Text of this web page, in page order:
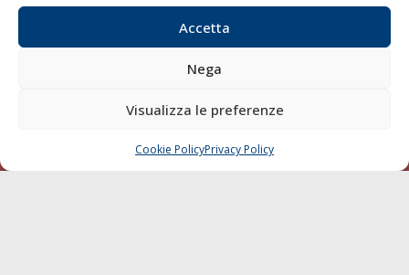
Accetta
Nega
Visualizza le preferenze
Cookie PolicyPrivacy Policy
Compagnie di Navigazione
Blue economy
Diporto
Contatti
CHIAMA SCRIVI